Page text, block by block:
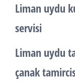
Liman uydu
servisi
Liman uydu
çanak